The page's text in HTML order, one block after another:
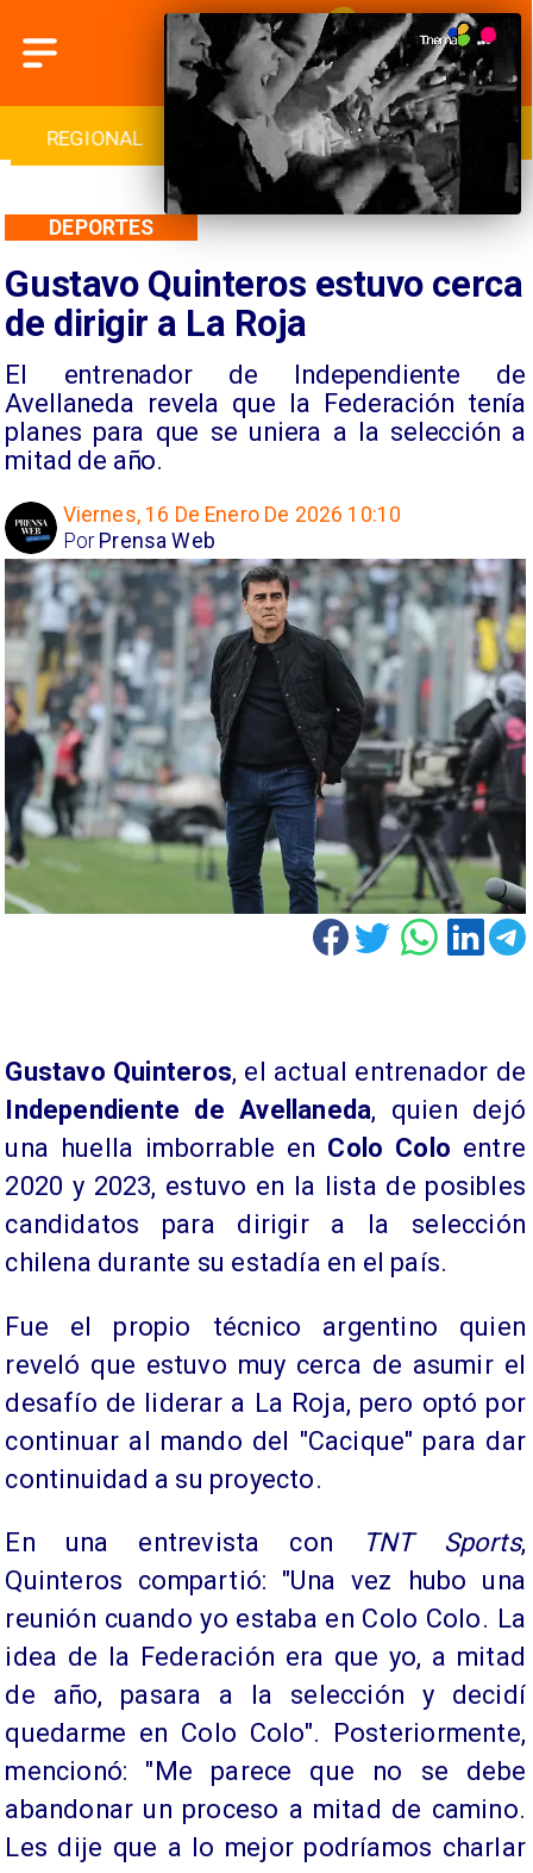
INTERNACIONAL DEPORTES CULTURA
Gustavo Quinteros estuvo cerca
de dirigir a La Roja
El entrenador de Independiente de
Avellaneda revela que la Federación tenía
planes para que se uniera a la selección a
mitad de año.
DEPORTES
Viernes, 16 De Enero De 2026 10:10
Prensa Web
Por
Gustavo Quinteros, el actual entrenador de
Independiente de Avellaneda, quien dejó
una huella imborrable en Colo Colo entre
2020 y 2023, estuvo en la lista de posibles
candidatos para dirigir a la selección
chilena durante su estadía en el país.
Fue el propio técnico argentino quien
reveló que estuvo muy cerca de asumir el
desafío de liderar a La Roja, pero optó por
continuar al mando del "Cacique" para dar
continuidad a su proyecto.
En una entrevista con TNT Sports,
Quinteros compartió: "Una vez hubo una
reunión cuando yo estaba en Colo Colo. La
idea de la Federación era que yo, a mitad
de año, pasara a la selección y decidí
quedarme en Colo Colo". Posteriormente,
mencionó: "Me parece que no se debe
abandonar un proceso a mitad de camino.
Les dije que a lo mejor podríamos charlar